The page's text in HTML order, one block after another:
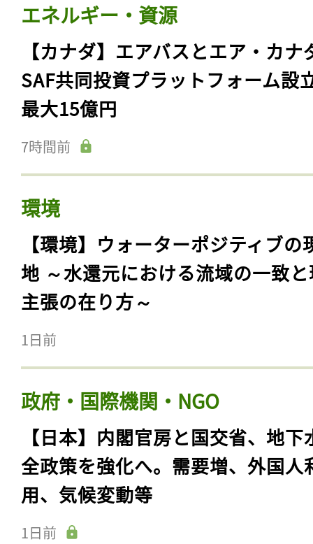
エネルギー・資源
【カナダ】エアバスとエア・カナ
SAF共同投資プラットフォーム設
最大15億円
7時間前
環境
【環境】ウォーターポジティブの
地 ～水還元における流域の一致
主張の在り方～
1日前
政府・国際機関・NGO
【日本】内閣官房と国交省、地下
全政策を強化へ。需要増、外国人
用、気候変動等
1日前